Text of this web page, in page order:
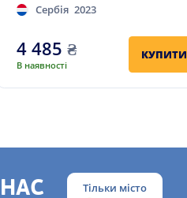
Сербія 2023
4 485 ₴
В наявності
КУПИТИ
Тільки місто